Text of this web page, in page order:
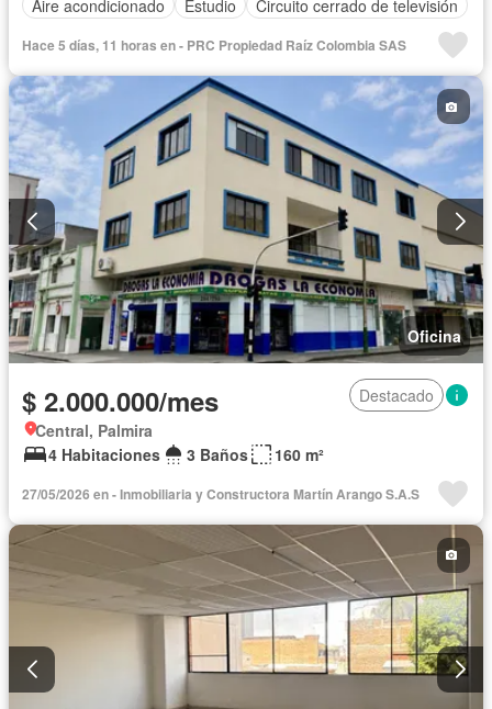
Aire acondicionado
Estudio Circuito cerrado de televisión
Hace 5 días, 11 horas en - PRC Propiedad Raíz Colombia SAS
Oficina
$ 2.000.000/mes
Destacado
Central, Palmira
4 Habitaciones
3 Baños 160 m²
27/05/2026 en - Inmobiliaria y Constructora Martín Arango S.A.S